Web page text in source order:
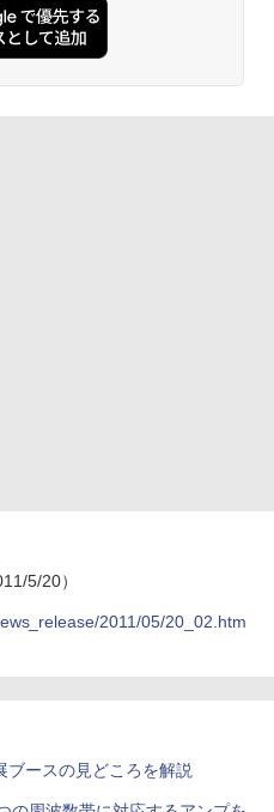
5/20）
2011/05/20_02.htm
ブースの見どころを解説